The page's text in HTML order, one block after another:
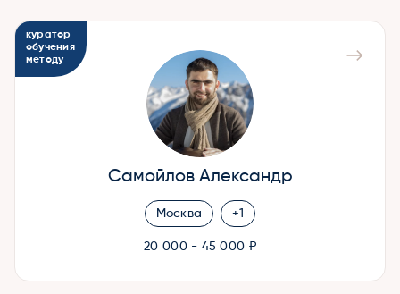
Самойлов Александр
Москва +1
20 000 - 45 000 ₽
куратор
обучения
методу